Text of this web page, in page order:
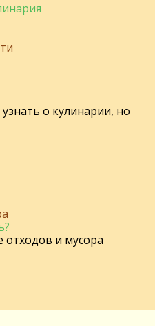
о кулинарии, но
отходов и мусора